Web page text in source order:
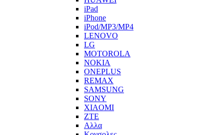
iPad
iPhone
iPod/MP3/MP4
LENOVO
LG
MOTOROLA
NOKIA
ONEPLUS
REMAX
SAMSUNG
SONY
XIAOMI
ZTE
Αλλα